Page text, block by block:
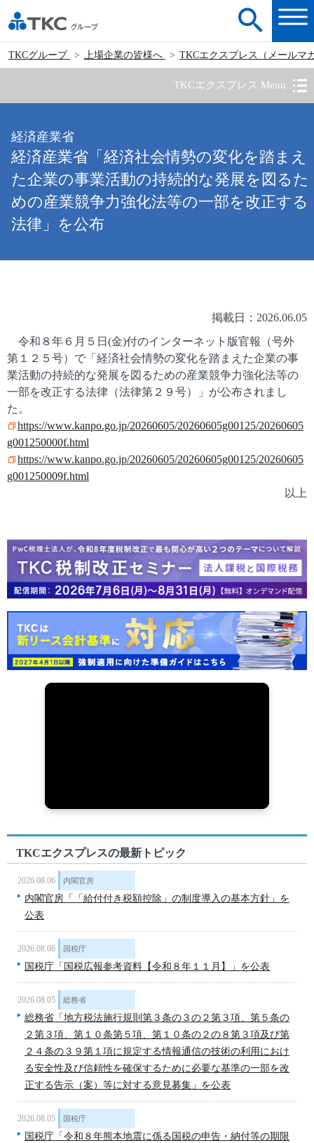
TKCグループ 上場企業の皆様へ TKCエクスプレス（メールマ
TKCエクスプレス Menu
経済産業省
経済産業省「経済社会情勢の変化を踏まえ
た企業の事業活動の持続的な発展を図るた
めの産業競争力強化法等の一部を改正する
法律」を公布
掲載日：2026.06.05
令和８年６月５日(金)付のインターネット版官報（号外
第１２５号）で「経済社会情勢の変化を踏まえた企業の事
業活動の持続的な発展を図るための産業競争力強化法等の
一部を改正する法律（法律第２９号）」が公布されまし
た。
https://www.kanpo.go.jp/20260605/20260605g00125/20260605
g001250000f.html
https://www.kanpo.go.jp/20260605/20260605g00125/20260605
g001250009f.html
以上
TKCエクスプレスの最新トピック
2026.08.06 内閣官房
内閣官房「「給付付き税額控除」の制度導入の基本方針」を
公表
2026.08.06 国税庁
国税庁「国税広報参考資料【令和８年１１月】」を公表
2026.08.05 総務省
総務省「地方税法施行規則第３条の３の２第３項、第５条の
２第３項、第１０条第５項、第１０条の２の８第３項及び第
２４条の３９第１項に規定する情報通信の技術の利用におけ
る安全性及び信頼性を確保するために必要な基準の一部を改
正する告示（案）等に対する意見募集」を公表
2026.08.05 国税庁
国税庁「令和８年熊本地震に係る国税の申告・納付等の期限